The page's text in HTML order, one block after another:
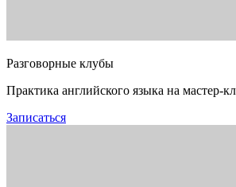
Разговорные клубы
Практика английского языка на мастер-
Записаться